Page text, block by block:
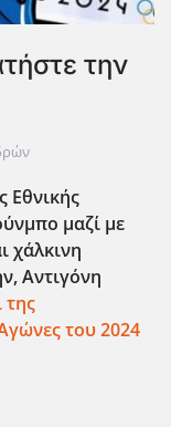
την
Εθνικής
μαζί με
χάλκινη
Αντιγόνη
της
του 2024